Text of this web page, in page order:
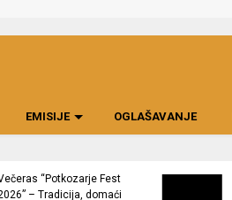
EMISIJE OGLAŠAVANJE
“Potkozarje Fest
– Tradicija, domaći